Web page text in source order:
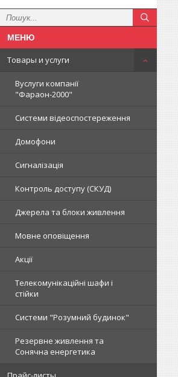
Товары и услуги
Вуслуги компанії
"Фараон-2000"
Системи відеоспостереження
Домофони
Сигналізація
Контроль доступу (СКУД)
Джерела та блоки живлення
Мовне оповіщення
Акції
Телекомунікаційні шафи і
стійки
Системи "Розумний будинок"
Резервне живлення та
Сонячна енергетика